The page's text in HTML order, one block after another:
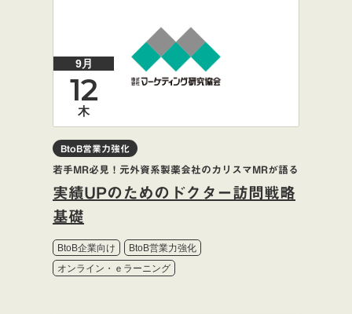
9月
12
木
BtoB営業力強化
若手MR必見！元外資系製薬会社のカリスマMRが語る
実績UPのためのドクター訪問戦略
基礎
BtoB企業向け
BtoB営業力強化
オンライン・ｅラーニング